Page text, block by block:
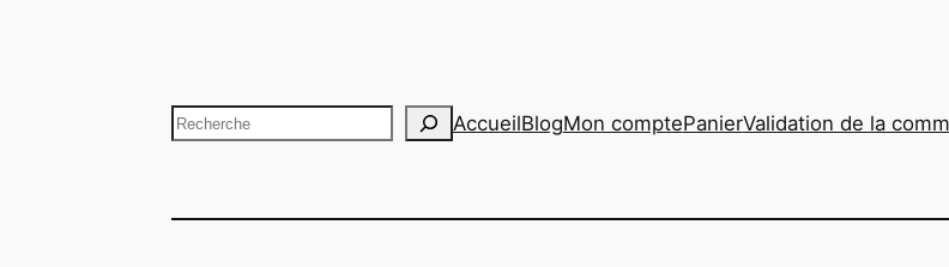
Recherche
AccueilBlogMon comptePanierValidation de la